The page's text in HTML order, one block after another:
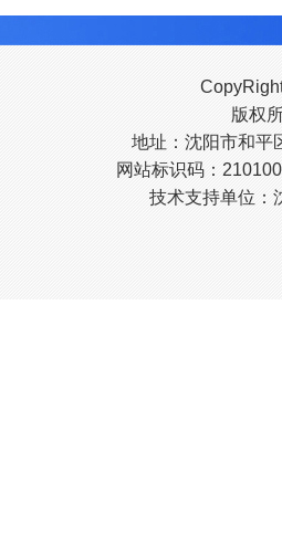
版权
地址：沈阳市和平
网站标识码：
技术支持单位：